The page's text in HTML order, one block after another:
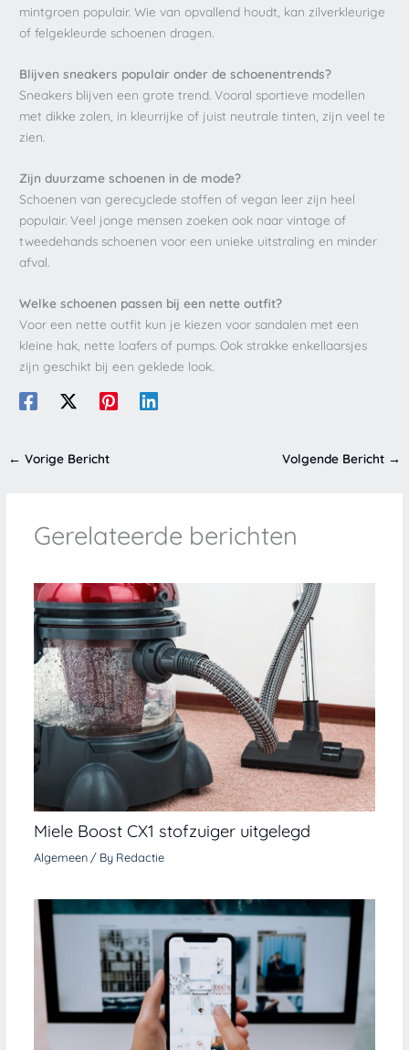
mintgroen populair. Wie van opvallend houdt, kan zilverkleurige
of felgekleurde schoenen dragen.
Blijven sneakers populair onder de schoenentrends?
Sneakers blijven een grote trend. Vooral sportieve modellen
met dikke zolen, in kleurrijke of juist neutrale tinten, zijn veel te
zien.
Zijn duurzame schoenen in de mode?
Schoenen van gerecyclede stoffen of vegan leer zijn heel
populair. Veel jonge mensen zoeken ook naar vintage of
tweedehands schoenen voor een unieke uitstraling en minder
afval.
Welke schoenen passen bij een nette outfit?
Voor een nette outfit kun je kiezen voor sandalen met een
kleine hak, nette loafers of pumps. Ook strakke enkellaarsjes
zijn geschikt bij een geklede look.
← Vorige Bericht Volgende Bericht →
Gerelateerde berichten
Miele Boost CX1 stofzuiger uitgelegd
Algemeen/ By Redactie